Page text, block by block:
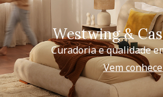
Westwing &
Curadoria e qualidade
Vem